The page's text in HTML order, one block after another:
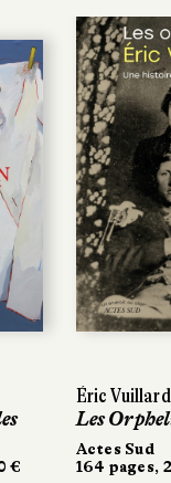
€
Éric Vuillard
Les
Actes Sud
164 pages,
€
Éric Vuillard
Les
Actes Sud
164 pages,